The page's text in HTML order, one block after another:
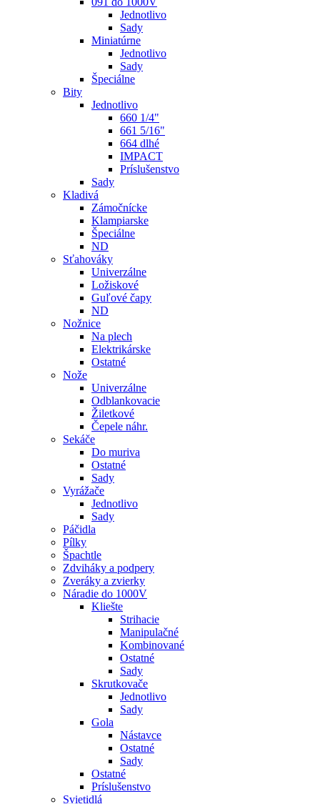
Jednotlivo
Sady
Miniatúrne
Jednotlivo
Sady
Špeciálne
Bity
Jednotlivo
660 1/4"
661 5/16"
664 dlhé
IMPACT
Príslušenstvo
Sady
Kladivá
Zámočnícke
Klampiarske
Špeciálne
ND
Sťahováky
Univerzálne
Ložiskové
Guľové čapy
ND
Nožnice
Na plech
Elektrikárske
Ostatné
Nože
Univerzálne
Odblankovacie
Žiletkové
Čepele náhr.
Sekáče
Do muriva
Ostatné
Sady
Vyrážače
Jednotlivo
Sady
Páčidla
Pílky
Špachtle
Zdviháky a podpery
Zveráky a zvierky
Náradie do 1000V
Kliešte
Strihacie
Manipulačné
Kombinované
Ostatné
Sady
Skrutkovače
Jednotlivo
Sady
Gola
Nástavce
Ostatné
Sady
Ostatné
Príslušenstvo
Svietidlá